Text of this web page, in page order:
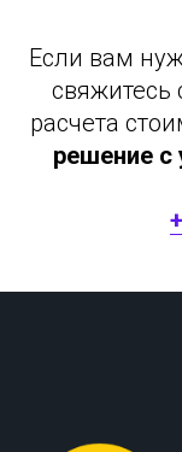
Если вам
свяжитесь
расчета
решение с